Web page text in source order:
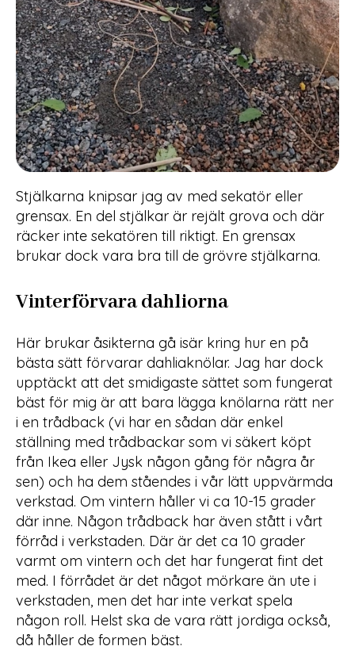
Stjälkarna knipsar jag av med sekatör eller
grensax. En del stjälkar är rejält grova och där
räcker inte sekatören till riktigt. En grensax
brukar dock vara bra till de grövre stjälkarna.
Vinterförvara dahliorna
Här brukar åsikterna gå isär kring hur en på
bästa sätt förvarar dahliaknölar. Jag har dock
upptäckt att det smidigaste sättet som fungerat
bäst för mig är att bara lägga knölarna rätt ner
i en trådback (vi har en sådan där enkel
ställning med trådbackar som vi säkert köpt
från Ikea eller Jysk någon gång för några år
sen) och ha dem ståendes i vår lätt uppvärmda
verkstad. Om vintern håller vi ca 10-15 grader
där inne. Någon trådback har även stått i vårt
förråd i verkstaden. Där är det ca 10 grader
varmt om vintern och det har fungerat fint det
med. I förrådet är det något mörkare än ute i
verkstaden, men det har inte verkat spela
någon roll. Helst ska de vara rätt jordiga också,
då håller de formen bäst.